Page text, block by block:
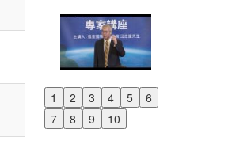
1 2 3 4 5
6
7
8 9 10
Previous
Next